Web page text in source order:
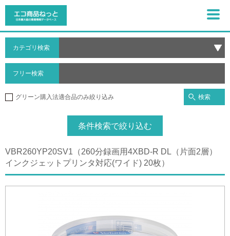
カテゴリ検索
フリー検索
グリーン購入法適合品のみ絞り込み 検索
条件検索で絞り込む
VBR260YP20SV1（260分録画用4XBD-R DL（片面2層）
インクジェットプリンタ対応(ワイド) 20枚）